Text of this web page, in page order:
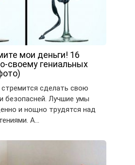
мои деньги! 16
своему гениальных
стремится сделать свою
безопасней. Лучшие умы
и нощно трудятся над
А…